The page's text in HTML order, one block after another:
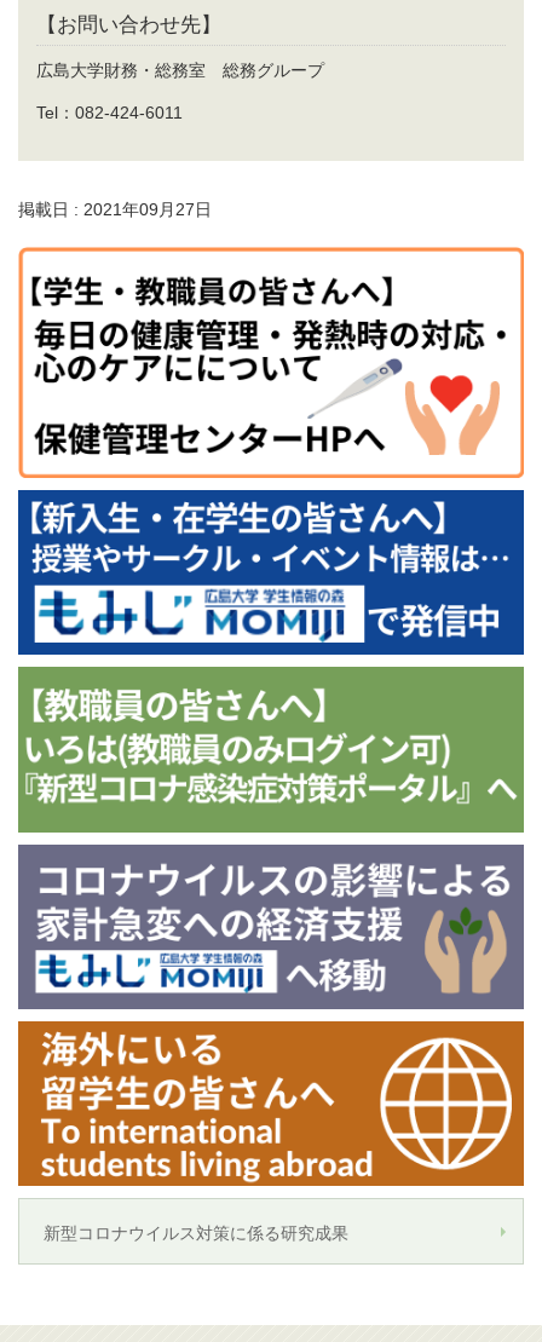
【お問い合わせ先】
広島大学財務・総務室 総務グループ
Tel：082-424-6011
掲載日 : 2021年09月27日
新型コロナウイルス対策に係る研究成果